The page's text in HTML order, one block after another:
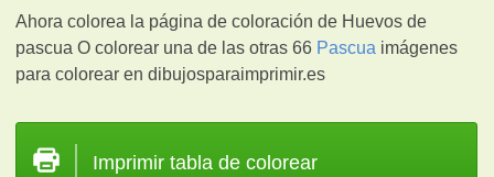
Ahora colorea la página de coloración de Huevos de
pascua O colorear una de las otras 66 Pascua imágenes
para colorear en dibujosparaimprimir.es
Imprimir tabla de colorear